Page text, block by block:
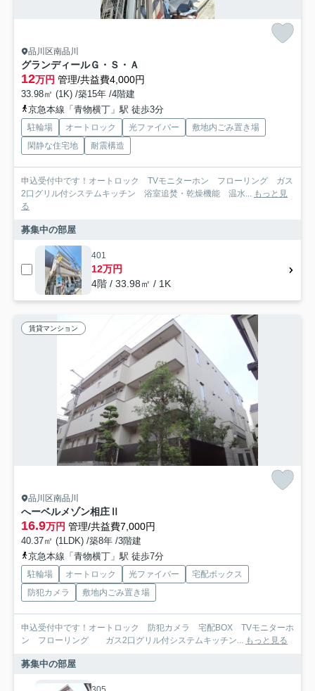
品川区南品川
グランディールＧ・Ｓ・Ａ
12万円 管理/共益費4,000円
33.98㎡ (1K) /築15年 /4階建
京急本線「青物横丁」駅 徒歩3分
駐輪場 オートロック 光ファイバー
敷地内ごみ置き場
閑静な住宅地
耐震構造
申込受付中です！オートロック TVモニターホン フローリング ガス
2口グリル付システムキッチン 浴室追焚・乾燥機能 温水...
もっと見
る
募集中の部屋
401
12万円
4階 / 33.98㎡ / 1K
賃貸マンション
品川区南品川
へーベルメゾン相庄Ⅱ
16.9万円 管理/共益費7,000円
40.37㎡ (1LDK) /築8年 /3階建
京急本線「青物横丁」駅 徒歩7分
駐輪場 オートロック 光ファイバー
宅配ボックス
防犯カメラ
敷地内ごみ置き場
申込受付中です！オートロック 防犯カメラ 宅配BOX TVモニターホ
ン フローリング ガス2口グリル付システムキッチン... もっと見る
募集中の部屋